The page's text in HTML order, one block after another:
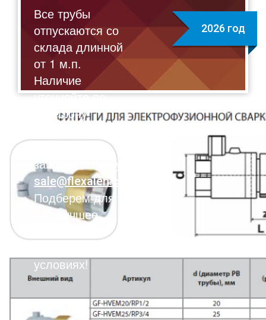
Все трубы
отпускаются со
склада длинной
от 1 м.п.
Наличие
уточняйте по
телефону:
Отправляйте
запрос на почту:
sale@flexalen.company
Подберем для
вас лучшее
условиях!
2026 год